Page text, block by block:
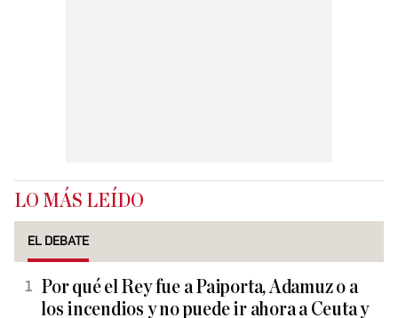
LO MÁS LEÍDO
EL DEBATE
Por qué el Rey fue a Paiporta, Adamuz o a
los incendios y no puede ir ahora a Ceuta y